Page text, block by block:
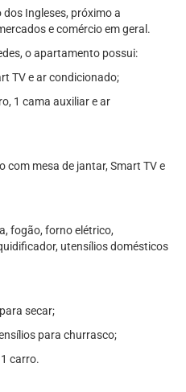
Ingleses, próximo a
e comércio em geral.
o apartamento possui:
TV e ar condicionado;
1 cama auxiliar e ar
com mesa de jantar, Smart TV e
fogão, forno elétrico,
utensílios domésticos
secar;
para churrasco;
carro.